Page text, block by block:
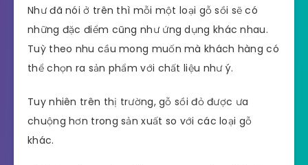
Như đã nói ở trên thì mỗi một loại gỗ sồi sẽ có
những đặc điểm cũng như ứng dụng khác nhau.
Tuỳ theo nhu cầu mong muốn mà khách hàng có
thể chọn ra sản phẩm với chất liệu như ý.
Tuy nhiên trên thị trường, gỗ sồi đỏ được ưa
chuộng hơn trong sản xuất so với các loại gỗ
khác.